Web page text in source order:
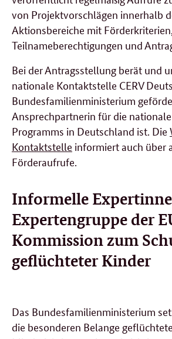
von Projektvorschlägen innerhalb
Aktionsbereiche mit
Teilnameberechtigungen und
Bei der Antragsstellung berät und
nationale Kontaktstelle CERV
Bundesfamilienministerium
Ansprechpartnerin für die
Programms in Deutschland ist. Die
Kontaktstelle informiert auch über
Förderaufrufe.
Informelle
Expertengruppe der
Kommission zum
geflüchteter Kinder
Das Bundesfamilienministerium
die besonderen Belange